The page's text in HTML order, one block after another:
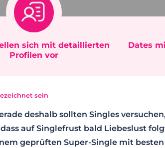
sich mit detaillierten
Profilen vor
Dates
sein
deshalb sollten Singles
auf Singlefrust bald Liebeslust
geprüften Super-Single mit besten